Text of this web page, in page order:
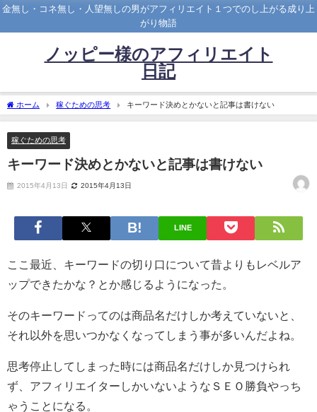
金無し・コネ無し・人望無しの男がアフィリエイト１つでのし上がる成り上
がり物語
ノッピー様のアフィリエイト
日記
ホーム 稼ぐための思考 キーワード決めとかないと記事は書けない
稼ぐための思考
キーワード決めとかないと記事は書けない
2015年4月13日 2015年4月13日
LINE
ここ最近、キーワードの切り口について昔よりもレベルア
ップできたかな？とか感じるようになった。
そのキーワードってのは商品名だけしか考えていないと、
それ以外を思いつかなくなってしまう事が多いんだよね。
思考停止してしまった時には商品名だけしか見つけられ
ず、アフィリエイターしかいないようなＳＥＯ勝負やっち
ゃうことになる。